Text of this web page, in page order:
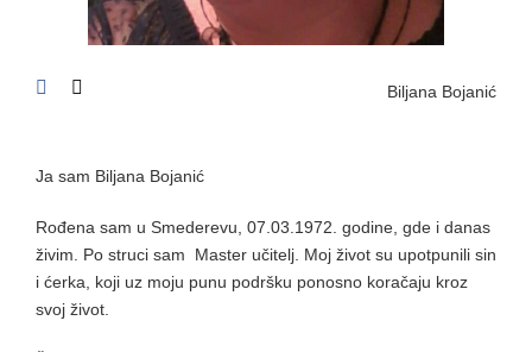
Biljana Bojanić
Ja sam Biljana Bojanić
Rođena sam u Smederevu, 07.03.1972. godine, gde i danas
živim. Po struci sam Master učitelj. Moj život su upotpunili sin
i ćerka, koji uz moju punu podršku ponosno koračaju kroz
svoj život.